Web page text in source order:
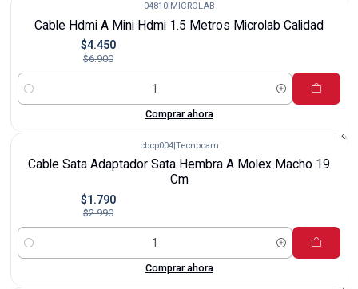
04810| MICROLAB
Cable Hdmi A Mini Hdmi 1.5 Metros Microlab Calidad
$4.450
$6.900
Cantidad
Comprar ahora
cbcp004|Tecnocam
Cable Sata Adaptador Sata Hembra A Molex Macho 19
Cm
$1.790
$2.990
Cantidad
Comprar ahora